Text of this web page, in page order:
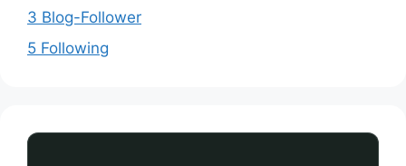
3 Blog-Follower
5 Following